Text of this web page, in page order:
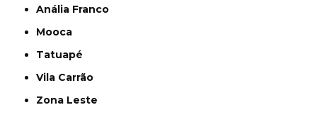
Anália Franco
Mooca
Tatuapé
Vila Carrão
Zona Leste